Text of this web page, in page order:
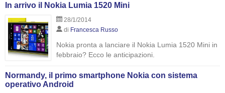
In arrivo il Nokia Lumia 1520 Mini
28/1/2014
di Francesca Russo
Nokia pronta a lanciare il Nokia Lumia 1520 Mini in
febbraio? Ecco le anticipazioni.
Normandy, il primo smartphone Nokia con sistema
operativo Android